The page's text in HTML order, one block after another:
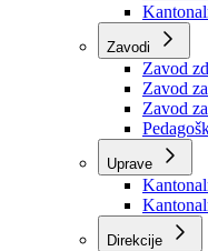
Ustanove
Centar
Dom za
Zavodi
Zavod
Zavod
Zavod